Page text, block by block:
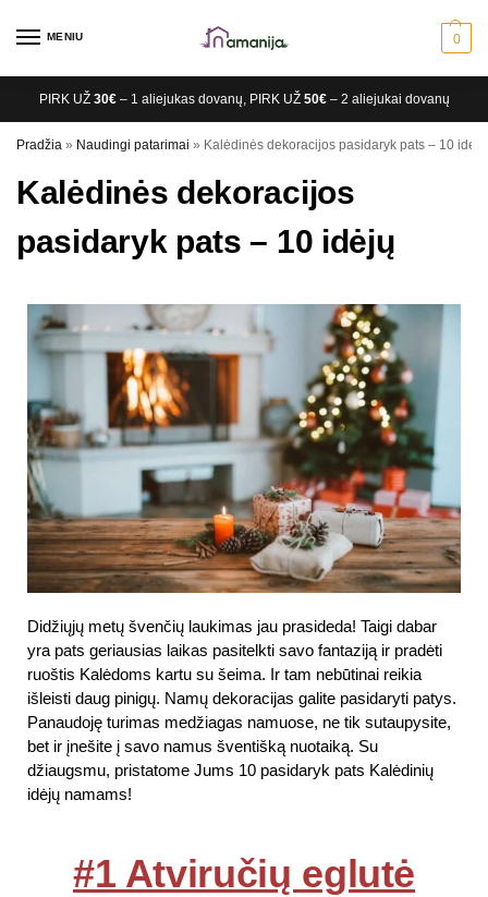
MENIU 0
PIRK UŽ 30€– 1 aliejukas dovanų, PIRK UŽ 50€– 2 aliejukai dovanų
Pradžia » Naudingi patarimai » Kalėdinės dekoracijos pasidaryk pats – 10 idėjų
Kalėdinės dekoracijos
pasidaryk pats – 10 idėjų
Didžiųjų metų švenčių laukimas jau prasideda! Taigi dabar
yra pats geriausias laikas pasitelkti savo fantaziją ir pradėti
ruoštis Kalėdoms kartu su šeima. Ir tam nebūtinai reikia
išleisti daug pinigų. Namų dekoracijas galite pasidaryti patys.
Panaudoję turimas medžiagas namuose, ne tik sutaupysite,
bet ir įnešite į savo namus šventišką nuotaiką. Su
džiaugsmu, pristatome Jums 10 pasidaryk pats Kalėdinių
idėjų namams!
#1 Atviručių eglutė